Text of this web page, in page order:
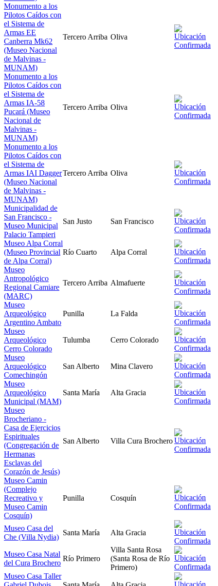
Monumento a los
Pilotos Caídos con
el Sistema de
Armas EE
Canberra Mk62
(Museo Nacional
de Malvinas -
MUNAM)
Tercero Arriba Oliva
Monumento a los
Pilotos Caídos con
el Sistema de
Armas IA-58
Pucará (Museo
Nacional de
Malvinas -
MUNAM)
Tercero Arriba Oliva
Monumento a los
Pilotos Caídos con
el Sistema de
Armas IAI Dagger
(Museo Nacional
de Malvinas -
MUNAM)
Tercero Arriba Oliva
Municipalidad de
San Francisco -
Museo Municipal
Palacio Tampieri
San Justo San Francisco
Museo Alpa Corral
(Museo Provincial
de Alpa Corral)
Río Cuarto Alpa Corral
Museo
Antropológico
Regional Camiare
(MARC)
Tercero Arriba Almafuerte
Museo
Arqueológico
Argentino Ambato
Punilla La Falda
Museo
Arqueológico
Cerro Colorado
Tulumba Cerro Colorado
Museo
Arqueológico
Comechingón
San Alberto Mina Clavero
Museo
Arqueológico
Municipal (MAM)
Santa María Alta Gracia
Museo
Brocheriano -
Casa de Ejercicios
Espirituales
(Congregación de
Hermanas
Esclavas del
Corazón de Jesús)
San Alberto Villa Cura Brochero
Museo Camin
(Complejo
Recreativo y
Museo Camin
Cosquín)
Punilla Cosquín
Museo Casa del
Che (Villa Nydia)
Santa María Alta Gracia
Museo Casa Natal
del Cura Brochero
Río Primero
Villa Santa Rosa
(Santa Rosa de Río
Primero)
Museo Casa Taller